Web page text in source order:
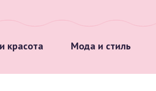
красота Мода и стиль